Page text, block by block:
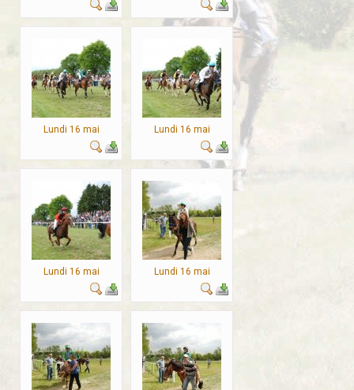
Lundi 16 mai Lundi 16 mai
Lundi 16 mai Lundi 16 mai